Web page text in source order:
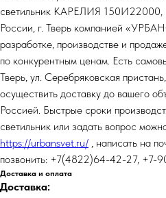
светильник КАРЕЛИЯ 150И22000,
России, г. Тверь компанией
разработке, производстве и
по конкурентным ценам. Есть
Тверь, ул. Серебряковская
осуществить доставку до вашего
Россией. Быстрые сроки
светильник или задать вопрос
https://urbansvet.ru/ , написать на
позвонить: +7(4822)64-42-27, +7-
Доставка и оплата
Доставка: